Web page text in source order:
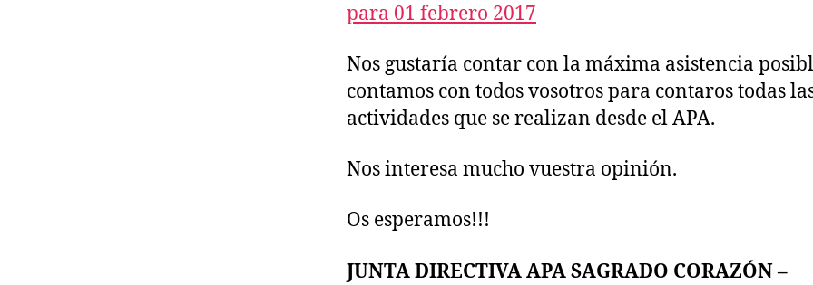
para 01 febrero 2017
Nos gustaría contar con la máxima asistencia
contamos con todos vosotros para contaros todas
actividades que se realizan desde el APA.
Nos interesa mucho vuestra opinión.
Os esperamos!!!
JUNTA DIRECTIVA APA SAGRADO CORAZÓN –